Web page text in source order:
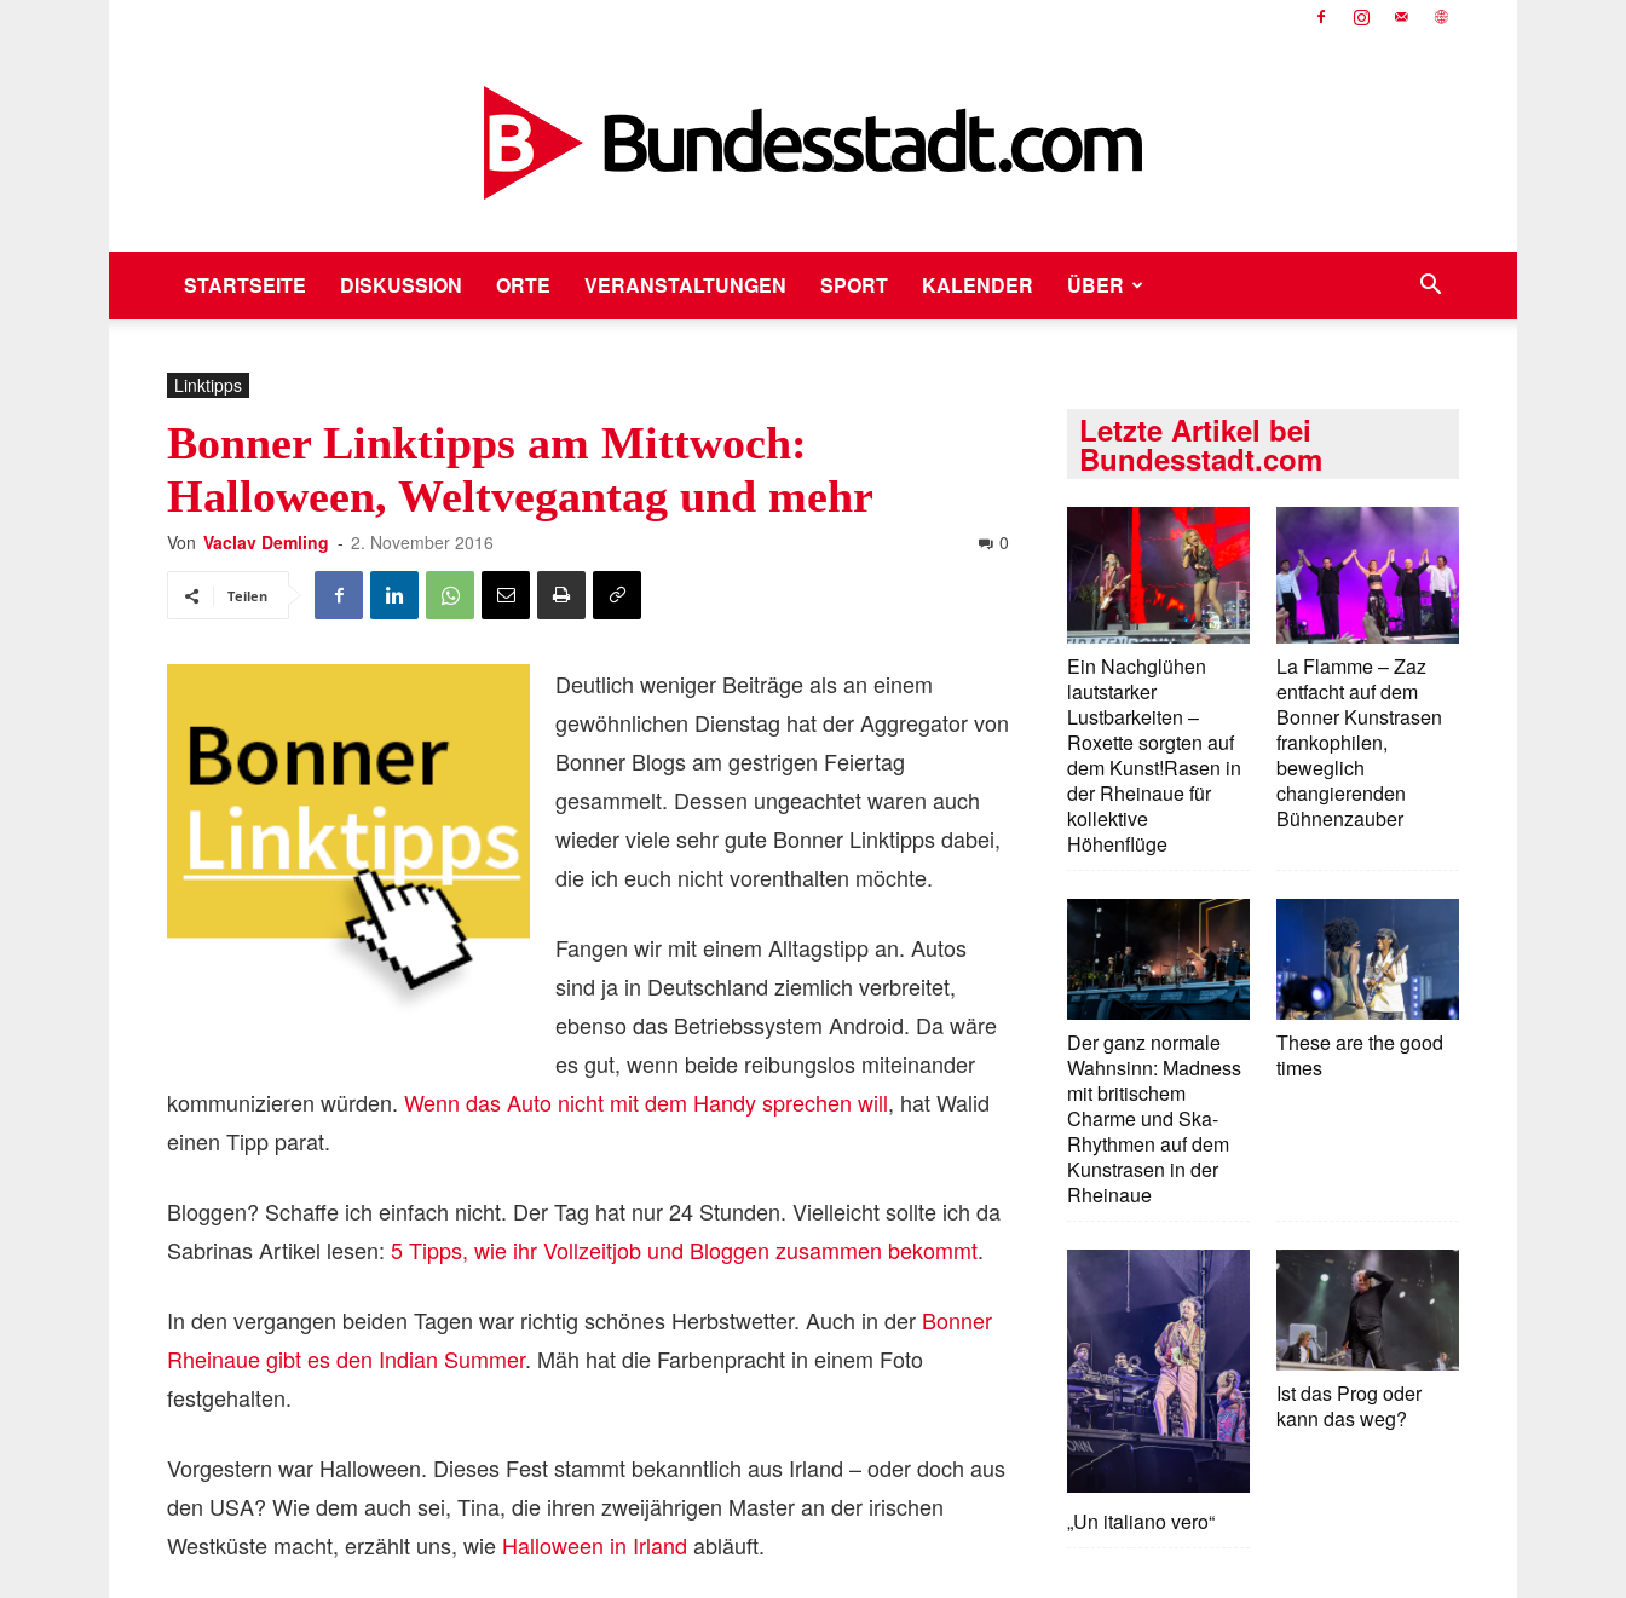
Bundesstadt.com
STARTSEITE DISKUSSION ORTE VERANSTALTUNGEN SPORT KALENDER ÜBER
Linktipps
Bonner Linktipps am Mittwoch:
Halloween, Weltvegantag und mehr
Von Vaclav Demling - 2. November 2016 0
Teilen
Deutlich weniger Beiträge als an einem
gewöhnlichen Dienstag hat der Aggregator von
Bonner Blogs am gestrigen Feiertag
gesammelt. Dessen ungeachtet waren auch
wieder viele sehr gute Bonner Linktipps dabei,
die ich euch nicht vorenthalten möchte.
Fangen wir mit einem Alltagstipp an. Autos
sind ja in Deutschland ziemlich verbreitet,
ebenso das Betriebssystem Android. Da wäre
es gut, wenn beide reibungslos miteinander
kommunizieren würden. Wenn das Auto nicht mit dem Handy sprechen will, hat Walid
einen Tipp parat.
Bloggen? Schaffe ich einfach nicht. Der Tag hat nur 24 Stunden. Vielleicht sollte ich da
Sabrinas Artikel lesen: 5 Tipps, wie ihr Vollzeitjob und Bloggen zusammen bekommt.
In den vergangen beiden Tagen war richtig schönes Herbstwetter. Auch in der Bonner
Rheinaue gibt es den Indian Summer. Mäh hat die Farbenpracht in einem Foto
festgehalten.
Vorgestern war Halloween. Dieses Fest stammt bekanntlich aus Irland – oder doch aus
den USA? Wie dem auch sei, Tina, die ihren zweijährigen Master an der irischen
Westküste macht, erzählt uns, wie Halloween in Irland abläuft.
Letzte Artikel bei
Bundesstadt.com
Ein Nachglühen
lautstarker
Lustbarkeiten –
Roxette sorgten auf
dem Kunst!Rasen in
der Rheinaue für
kollektive
Höhenflüge
La Flamme – Zaz
entfacht auf dem
Bonner Kunstrasen
frankophilen,
beweglich
changierenden
Bühnenzauber
Der ganz normale
Wahnsinn: Madness
mit britischem
Charme und Ska-
Rhythmen auf dem
Kunstrasen in der
Rheinaue
These are the good
times
„Un italiano vero“
Ist das Prog oder
kann das weg?